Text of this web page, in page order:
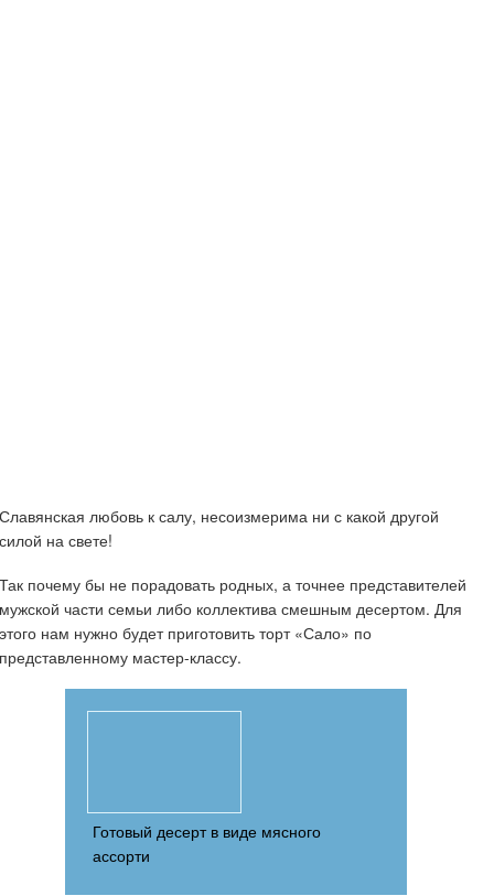
Славянская любовь к салу, несоизмерима ни с какой другой
силой на свете!
Так почему бы не порадовать родных, а точнее представителей
мужской части семьи либо коллектива смешным десертом. Для
этого нам нужно будет приготовить торт «Сало» по
представленному мастер-классу.
Готовый десерт в виде мясного
ассорти